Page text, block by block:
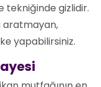
tekniğinde gizlidir.
aratmayan,
yapabilirsiniz.